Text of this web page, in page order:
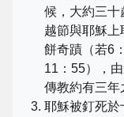
候，大約三十
越節與耶穌
餅奇蹟（若6
11：55），
傳教約有三年
耶穌被釘死於